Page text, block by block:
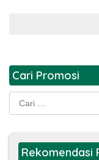
Cari Promosi
Rekomendasi